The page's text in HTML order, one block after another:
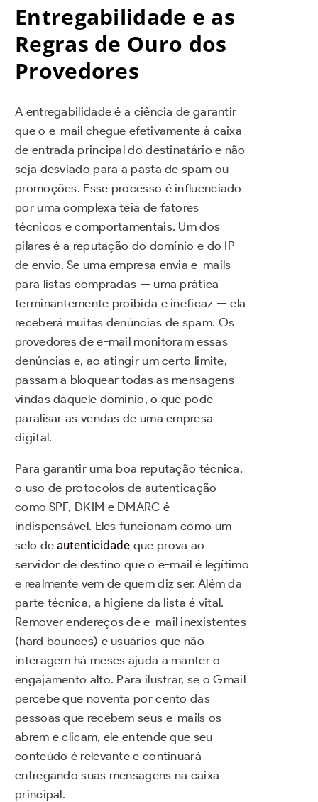
Entregabilidade e as
Regras de Ouro dos
Provedores
A entregabilidade é a ciência de garantir
que o e-mail chegue efetivamente à caixa
de entrada principal do destinatário e não
seja desviado para a pasta de spam ou
promoções. Esse processo é influenciado
por uma complexa teia de fatores
técnicos e comportamentais. Um dos
pilares é a reputação do domínio e do IP
de envio. Se uma empresa envia e-mails
para listas compradas — uma prática
terminantemente proibida e ineficaz — ela
receberá muitas denúncias de spam. Os
provedores de e-mail monitoram essas
denúncias e, ao atingir um certo limite,
passam a bloquear todas as mensagens
vindas daquele domínio, o que pode
paralisar as vendas de uma empresa
digital.
Para garantir uma boa reputação técnica,
o uso de protocolos de autenticação
como SPF, DKIM e DMARC é
indispensável. Eles funcionam como um
selo de autenticidade que prova ao
servidor de destino que o e-mail é legítimo
e realmente vem de quem diz ser. Além da
parte técnica, a higiene da lista é vital.
Remover endereços de e-mail inexistentes
(hard bounces) e usuários que não
interagem há meses ajuda a manter o
engajamento alto. Para ilustrar, se o Gmail
percebe que noventa por cento das
pessoas que recebem seus e-mails os
abrem e clicam, ele entende que seu
conteúdo é relevante e continuará
entregando suas mensagens na caixa
principal.